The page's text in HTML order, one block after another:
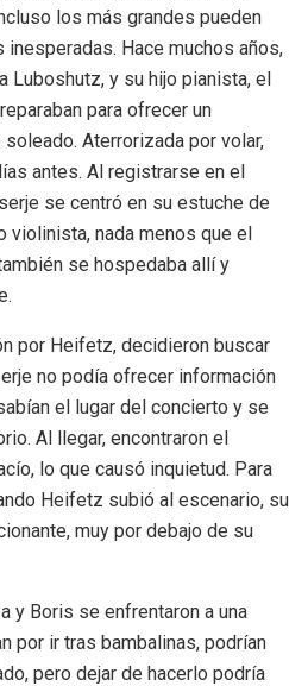
los más grandes pueden
Hace muchos años,
Luboshutz, y su hijo pianista, el
para ofrecer un
Aterrorizada por volar,
antes. Al registrarse en el
se centró en su estuche de
nada menos que el
se hospedaba allí y
por Heifetz, decidieron buscar
no podía ofrecer información
el lugar del concierto y se
Al llegar, encontraron el
lo que causó inquietud. Para
Heifetz subió al escenario, su
muy por debajo de su
y Boris se enfrentaron a una
por ir tras bambalinas, podrían
pero dejar de hacerlo podría